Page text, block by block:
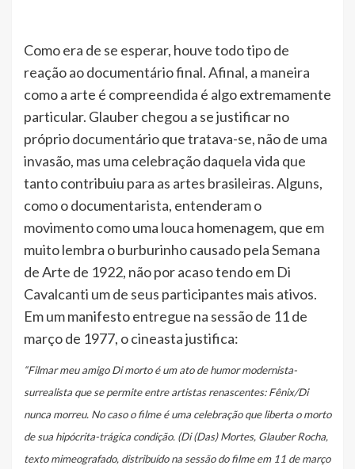
Como era de se esperar, houve todo tipo de
reação ao documentário final. Afinal, a maneira
como a arte é compreendida é algo extremamente
particular. Glauber chegou a se justificar no
próprio documentário que tratava-se, não de uma
invasão, mas uma celebração daquela vida que
tanto contribuiu para as artes brasileiras. Alguns,
como o documentarista, entenderam o
movimento como uma louca homenagem, que em
muito lembra o burburinho causado pela Semana
de Arte de 1922, não por acaso tendo em Di
Cavalcanti um de seus participantes mais ativos.
Em um manifesto entregue na sessão de 11 de
março de 1977, o cineasta justifica:
“Filmar meu amigo Di morto é um ato de humor modernista-
surrealista que se permite entre artistas renascentes: Fênix/Di
nunca morreu. No caso o filme é uma celebração que liberta o morto
de sua hipócrita-trágica condição. (Di (Das) Mortes, Glauber Rocha,
texto mimeografado, distribuído na sessão do filme em 11 de março